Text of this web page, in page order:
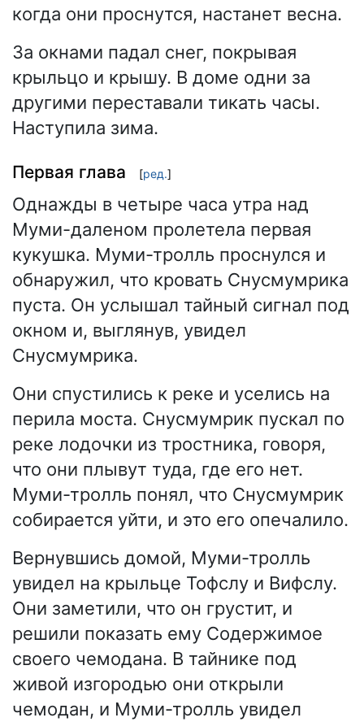
когда они проснутся, настанет весна.
За окнами падал снег, покрывая
крыльцо и крышу. В доме одни за
другими переставали тикать часы.
Наступила зима.
Первая глава [ред.]
Однажды в четыре часа утра над
Муми-даленом пролетела первая
кукушка. Муми-тролль проснулся и
обнаружил, что кровать Снусмумрика
пуста. Он услышал тайный сигнал под
окном и, выглянув, увидел
Снусмумрика.
Они спустились к реке и уселись на
перила моста. Снусмумрик пускал по
реке лодочки из тростника, говоря,
что они плывут туда, где его нет.
Муми-тролль понял, что Снусмумрик
собирается уйти, и это его опечалило.
Вернувшись домой, Муми-тролль
увидел на крыльце Тофслу и Вифслу.
Они заметили, что он грустит, и
решили показать ему Содержимое
своего чемодана. В тайнике под
живой изгородью они открыли
чемодан, и Муми-тролль увидел